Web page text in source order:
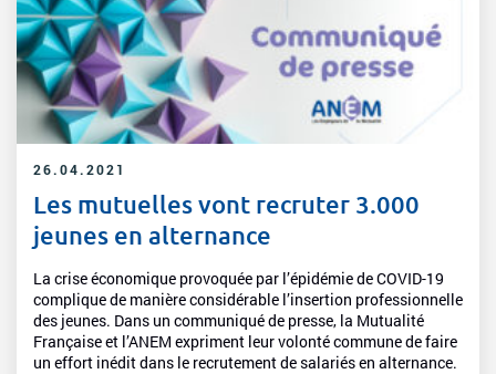
26.04.2021
Les mutuelles vont recruter 3.000
jeunes en alternance
La crise économique provoquée par l’épidémie de COVID-19
complique de manière considérable l’insertion professionnelle
des jeunes. Dans un communiqué de presse, la Mutualité
Française et l’ANEM expriment leur volonté commune de faire
un effort inédit dans le recrutement de salariés en alternance.